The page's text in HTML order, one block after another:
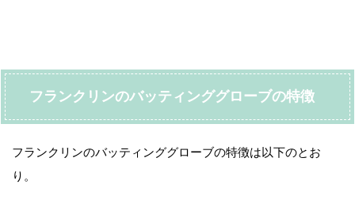
フランクリンのバッティンググローブの特徴
フランクリンのバッティンググローブの特徴は以下のとお
り。